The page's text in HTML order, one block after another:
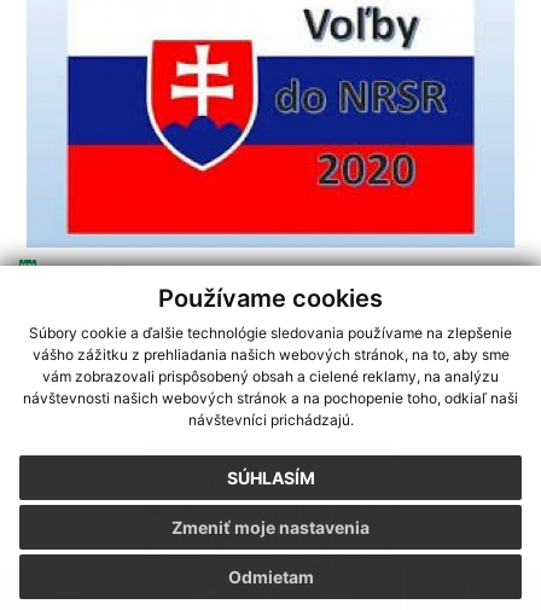
Používame cookies
Súbory cookie a ďalšie technológie sledovania používame na zlepšenie
vášho zážitku z prehliadania našich webových stránok, na to, aby sme
vám zobrazovali prispôsobený obsah a cielené reklamy, na analýzu
návštevnosti našich webových stránok a na pochopenie toho, odkiaľ naši
návštevníci prichádzajú.
SÚHLASÍM
Odmietam
Zmeniť moje nastavenia
25.10.2019
Zverejnenie elektronickej adresy na
doručovanie žiadostí o voľbu poštou
voľby do NR SR 2020